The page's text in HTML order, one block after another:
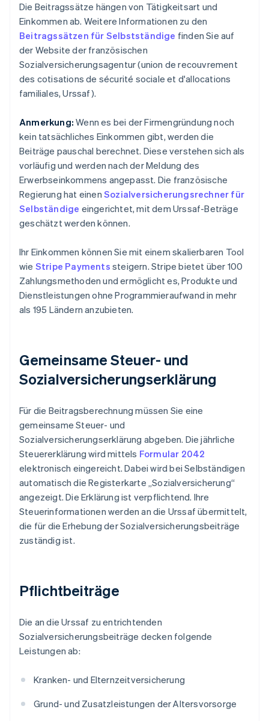
Die Beitragssätze hängen von Tätigkeitsart und
Einkommen ab. Weitere Informationen zu den
Beitragssätzen für Selbstständige finden Sie auf
der Website der französischen
Sozialversicherungsagentur (union de recouvrement
des cotisations de sécurité sociale et d'allocations
familiales, Urssaf).
Anmerkung: Wenn es bei der Firmengründung noch
kein tatsächliches Einkommen gibt, werden die
Beiträge pauschal berechnet. Diese verstehen sich als
vorläufig und werden nach der Meldung des
Erwerbseinkommens angepasst. Die französische
Regierung hat einen Sozialversicherungsrechner für
Selbständige eingerichtet, mit dem Urssaf-Beträge
geschätzt werden können.
Ihr Einkommen können Sie mit einem skalierbaren Tool
wie Stripe Payments steigern. Stripe bietet über 100
Zahlungsmethoden und ermöglicht es, Produkte und
Dienstleistungen ohne Programmieraufwand in mehr
als 195 Ländern anzubieten.
Gemeinsame Steuer- und
Sozialversicherungserklärung
Für die Beitragsberechnung müssen Sie eine
gemeinsame Steuer- und
Sozialversicherungserklärung abgeben. Die jährliche
Steuererklärung wird mittels Formular 2042
elektronisch eingereicht. Dabei wird bei Selbständigen
automatisch die Registerkarte „Sozialversicherung“
angezeigt. Die Erklärung ist verpflichtend. Ihre
Steuerinformationen werden an die Urssaf übermittelt,
die für die Erhebung der Sozialversicherungsbeiträge
zuständig ist.
Pflichtbeiträge
Die an die Urssaf zu entrichtenden
Sozialversicherungsbeiträge decken folgende
Leistungen ab:
Kranken- und Elternzeitversicherung
Grund- und Zusatzleistungen der Altersvorsorge